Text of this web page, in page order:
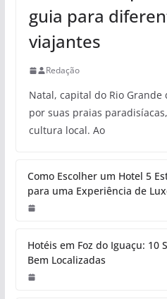
guia para
viajantes
Redação
Natal, capital do Rio Grande
por suas praias
cultura local. Ao
Como Escolher um Hotel 5
para uma Experiência de
Hotéis em Foz do Iguaçu: 10
Bem Localizadas